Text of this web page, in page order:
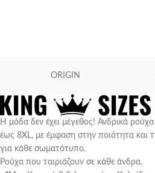
ORIGIN
Η μόδα δεν έχει μέγεθος! Ανδρικά
έως 8XL, με έμφαση στην ποιότητα και
για κάθε σωματότυπο.
Ρούχα που ταιριάζουν σε κάθε άνδρα.